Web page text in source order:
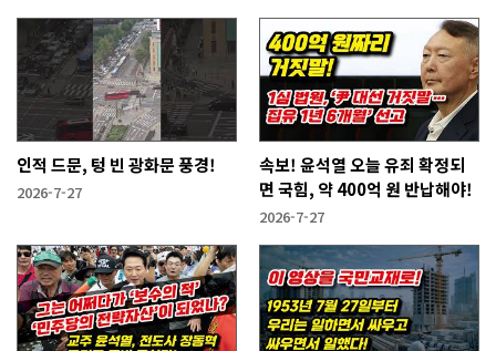
인적 드문, 텅 빈 광화문 풍경!
2026-7-27
속보! 윤석열 오늘 유죄 확정되
면 국힘, 약 400억 원 반납해야!
2026-7-27